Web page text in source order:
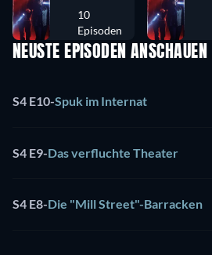
10
Episoden
NEUSTE EPISODEN ANSCHAUEN
S4 E10-Spuk im Internat
S4 E9-Das verfluchte Theater
S4 E8-Die "Mill Street"-Barracken